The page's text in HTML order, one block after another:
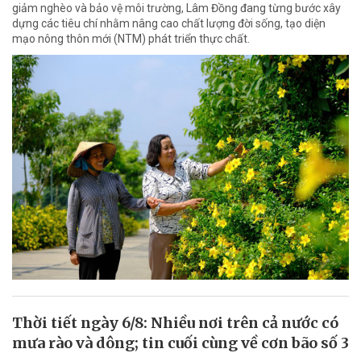
giảm nghèo và bảo vệ môi trường, Lâm Đồng đang từng bước xây
dựng các tiêu chí nhằm nâng cao chất lượng đời sống, tạo diện
mạo nông thôn mới (NTM) phát triển thực chất.
Thời tiết ngày 6/8: Nhiều nơi trên cả nước có
mưa rào và dông; tin cuối cùng về cơn bão số 3